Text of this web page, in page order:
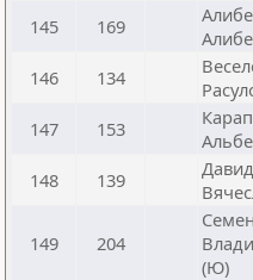
145 169
146 134
147 153
148 139
149 204
(Ю)